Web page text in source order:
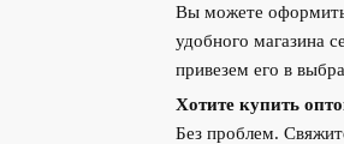
Вы можете оформить
удобного магазина
привезем его в
Хотите купить
Без проблем.